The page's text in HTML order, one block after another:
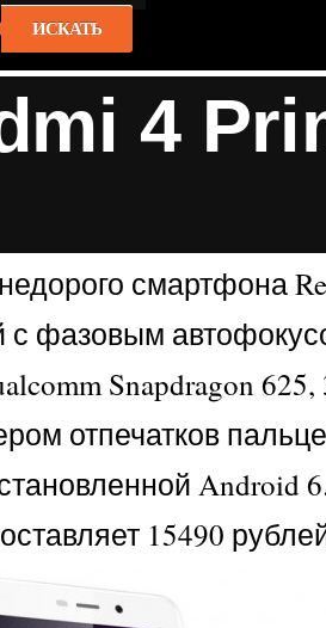
ИСКАТЬ
4
смартфона
фазовым
Snapdragon
отпечатков
Android
15490